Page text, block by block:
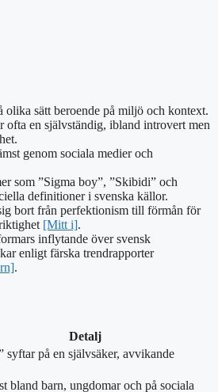
olika sätt beroende på miljö och kontext.
ofta en självständig, ibland introvert men
genom sociala medier och
som ”Sigma boy”, ”Skibidi” och
definitioner i svenska källor.
bort från perfektionism till förmån för
[Mitt i].
inflytande över svensk
enligt färska trendrapporter
.
Detalj
syftar på en självsäker, avvikande
bland barn, ungdomar och på sociala